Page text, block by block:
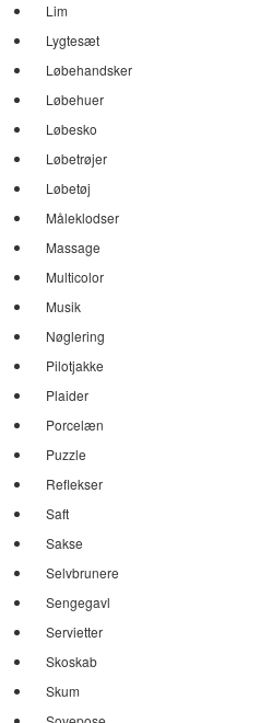
Lim
Lygtesæt
Løbehandsker
Løbehuer
Løbesko
Løbetrøjer
Løbetøj
Måleklodser
Massage
Multicolor
Musik
Nøglering
Pilotjakke
Plaider
Porcelæn
Puzzle
Reflekser
Saft
Sakse
Selvbrunere
Sengegavl
Servietter
Skoskab
Skum